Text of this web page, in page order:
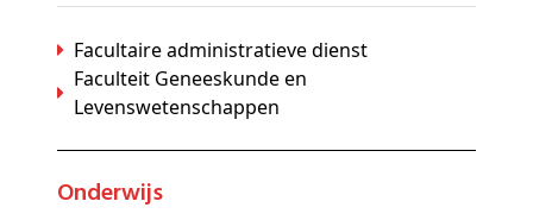
Facultaire administratieve dienst
Faculteit Geneeskunde en
Levenswetenschappen
Onderwijs